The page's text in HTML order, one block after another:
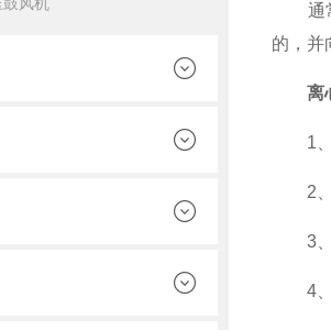
通常
的，并
离
1、
2、
3、
4、